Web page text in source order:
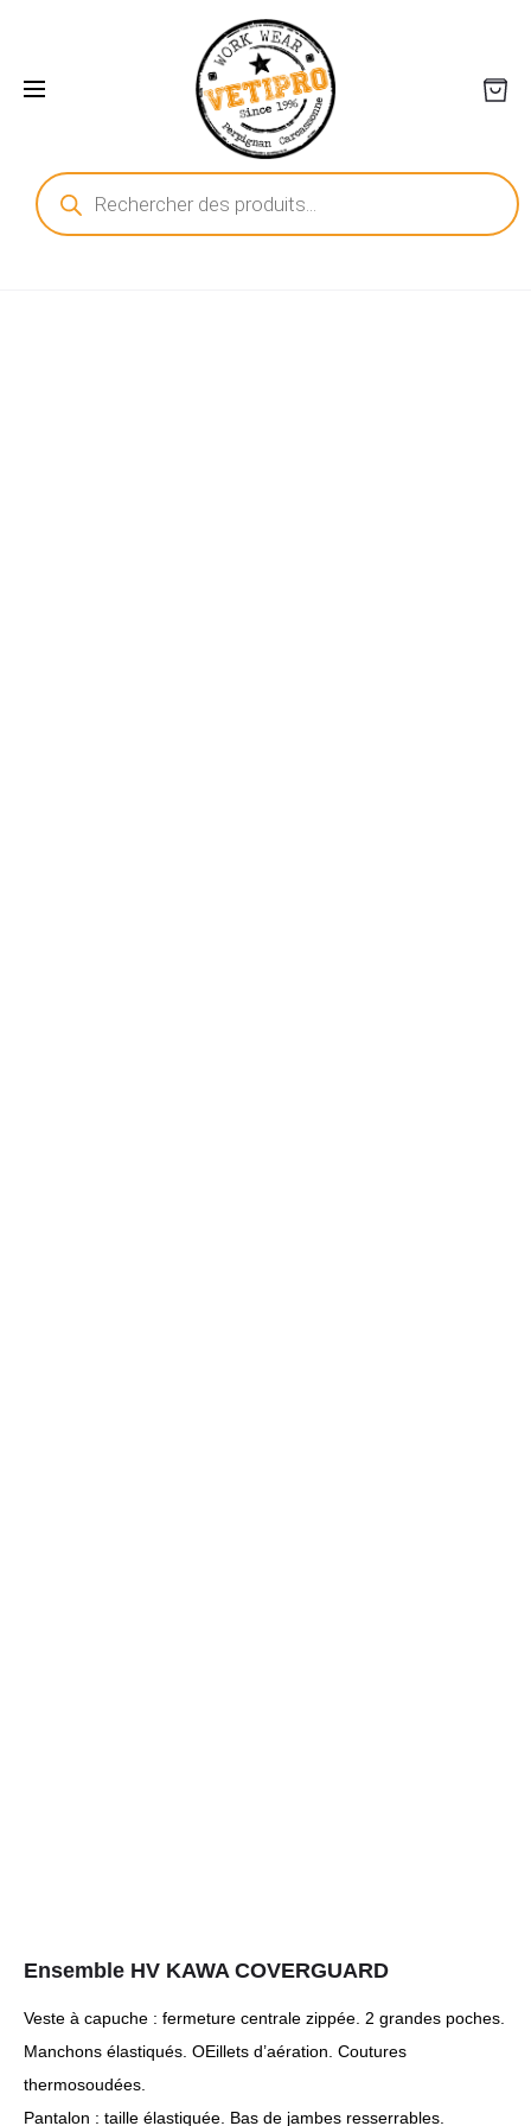
Recherche
de
produits
Ensemble HV KAWA COVERGUARD
Veste à capuche : fermeture centrale zippée. 2 grandes poches.
Manchons élastiqués. OEillets d’aération. Coutures
thermosoudées.
Pantalon : taille élastiquée. Bas de jambes resserrables.